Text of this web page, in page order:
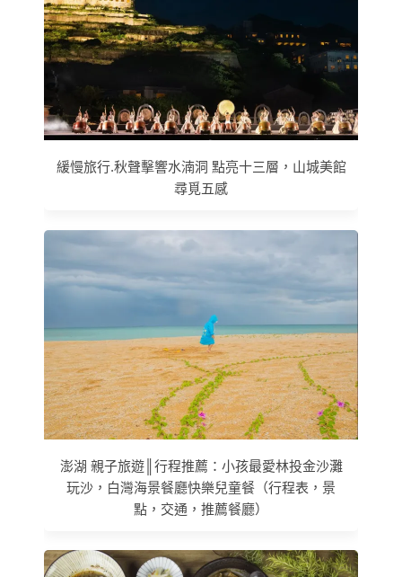
緩慢旅行.秋聲擊響水湳洞 點亮十三層，山城美館
尋覓五感
澎湖 親子旅遊║行程推薦：小孩最愛林投金沙灘
玩沙，白灣海景餐廳快樂兒童餐（行程表，景
點，交通，推薦餐廳）